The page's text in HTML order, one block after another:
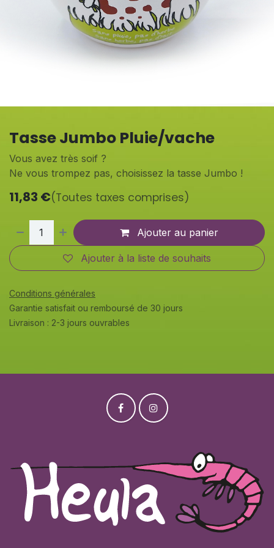
Tasse Jumbo Pluie/vache
Vous avez très soif ?
Ne vous trompez pas, choisissez la tasse Jumbo !
11,83 €(Toutes taxes comprises)
Ajouter au panier
Ajouter à la liste de souhaits
Conditions générales
Garantie satisfait ou remboursé de 30 jours
Livraison : 2-3 jours ouvrables